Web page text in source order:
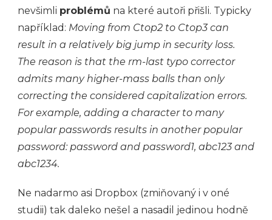
nevšimli problémů na které autoři přišli. Typicky
například: Moving from Ctop2 to Ctop3 can
result in a relatively big jump in security loss.
The reason is that the rm-last typo corrector
admits many higher-mass balls than only
correcting the considered capitalization errors.
For example, adding a character to many
popular passwords results in another popular
password: password and password1, abc123 and
abc1234.
Ne nadarmo asi Dropbox (zmiňovaný i v oné
studii) tak daleko nešel a nasadil jedinou hodně